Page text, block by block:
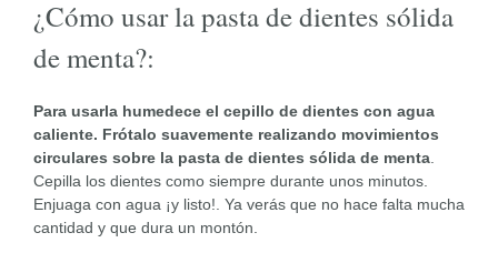
¿Cómo usar la pasta de dientes sólida
de menta?:
Para usarla humedece el cepillo de dientes con agua
caliente. Frótalo suavemente realizando movimientos
circulares sobre la pasta de dientes sólida de menta
Cepilla los dientes como siempre durante unos minutos.
Enjuaga con agua ¡y listo!. Ya verás que no hace falta mucha
cantidad y que dura un montón.